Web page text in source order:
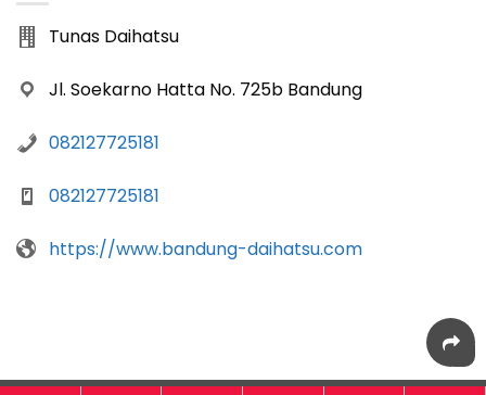
Tunas Daihatsu
Jl. Soekarno Hatta No. 725b Bandung
082127725181
082127725181
https://www.bandung-daihatsu.com